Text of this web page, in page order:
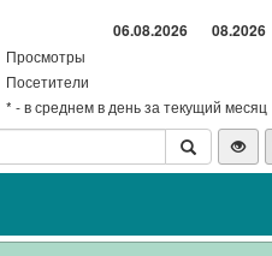
06.08.2026 08.2026
Просмотры
Посетители
* - в среднем в день за текущий месяц